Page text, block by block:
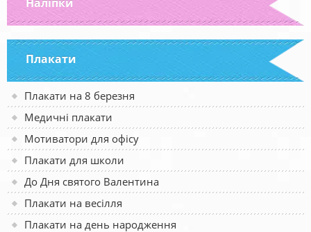
Плакати
Плакати на 8 березня
Медичні плакати
Мотиватори для офісу
Плакати для школи
До Дня святого Валентина
Плакати на весілля
Плакати на день народження